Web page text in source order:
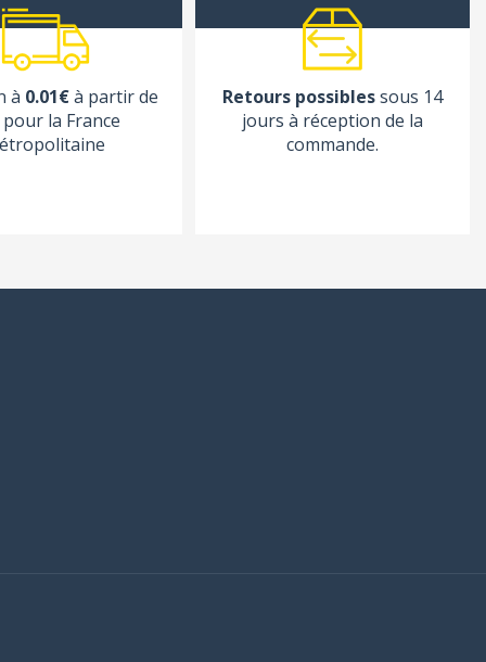
à 0.01€à partir de
pour la France
Retours possiblessous 14
jours à réception de la
commande.